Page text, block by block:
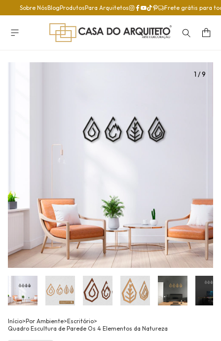
Sobre NósBlogProdutosPara Arquitetos Frete grátis para
1 /9
Início>Por Ambiente>Escritório>
Quadro Escultura de Parede Os 4 Elementos da Natureza